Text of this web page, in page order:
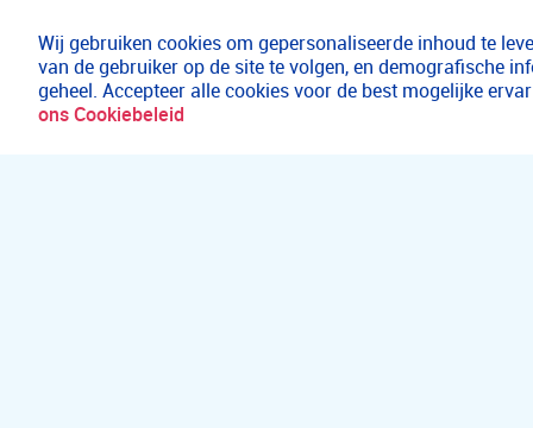
Wij gebruiken cookies om gepersonaliseerde inhoud te
van de gebruiker op de site te volgen, en demografische
geheel. Accepteer alle cookies voor de best mogelijke
ons Cookiebeleid